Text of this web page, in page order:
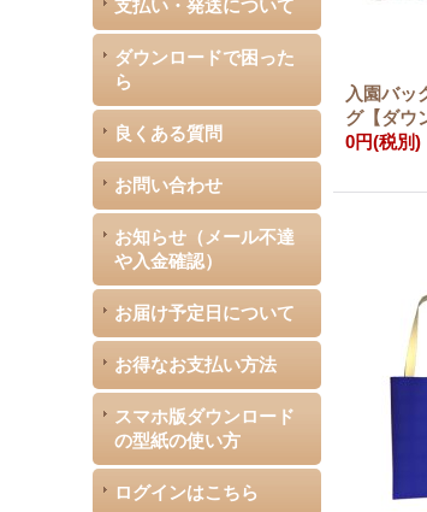
支払い・発送について
ダウンロードで困った
ら
良くある質問
お問い合わせ
お知らせ（メール不達
や入金確認）
お届け予定日について
お得なお支払い方法
スマホ版ダウンロード
の型紙の使い方
ログインはこちら
入園バ
グ【ダウ
0円(税別)